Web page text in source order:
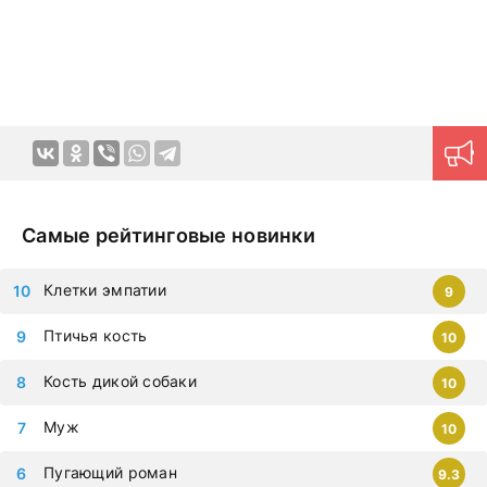
Самые рейтинговые новинки
Пугающий роман 9.3
Муж 10
Кость дикой собаки 10
Птичья кость 10
Клетки эмпатии 9